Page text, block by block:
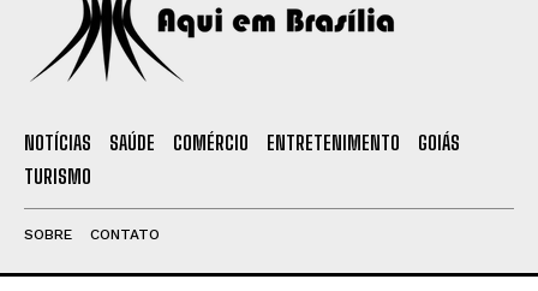
NOTÍCIAS SAÚDE COMÉRCIO ENTRETENIMENTO
GOIÁS
TURISMO
SOBRE CONTATO